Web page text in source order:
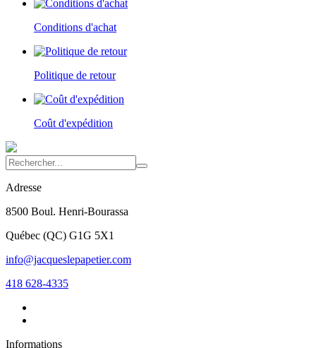
Conditions d'achat
Politique de retour
Coût d'expédition
Adresse
8500 Boul. Henri-Bourassa
Québec (QC) G1G 5X1
info@jacqueslepapetier.com
418 628-4335
Informations